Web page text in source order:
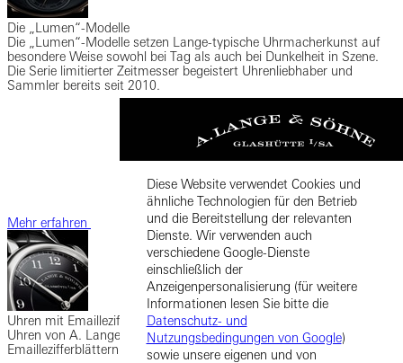
Die „Lumen“-Modelle
Die „Lumen“-Modelle setzen Lange-typische Uhrmacherkunst auf
besondere Weise sowohl bei Tag als auch bei Dunkelheit in Szene.
Die Serie limitierter Zeitmesser begeistert Uhrenliebhaber und
Sammler bereits seit 2010.
Mehr erfahren
Uhren mit Emaillezifferblatt
Uhren von A. Lange & Söhne mit kunstvoll gefertigten
Emaillezifferblättern sind seltene Sammlerobjekte.
Diese Website verwendet Cookies und
ähnliche Technologien für den Betrieb
und die Bereitstellung der relevanten
Dienste. Wir verwenden auch
verschiedene Google-Dienste
einschließlich der
Anzeigenpersonalisierung (für weitere
Informationen lesen Sie bitte die
Datenschutz- und
Nutzungsbedingungen von Google)
sowie unsere eigenen und von